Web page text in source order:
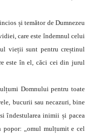
și temător de Dumnezeu
care este îndemnul celui
vieții sunt pentru creștinul
este în el, căci cei din jurul
Domnului pentru toate
bucurii sau necazuri, bine
îndestularea inimii și pacea
popor: „omul mulțumit e cel